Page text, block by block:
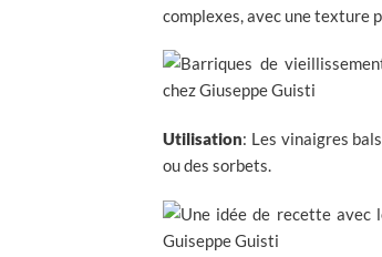
complexes, avec une texture
Utilisation: Les vinaigres
ou des sorbets.